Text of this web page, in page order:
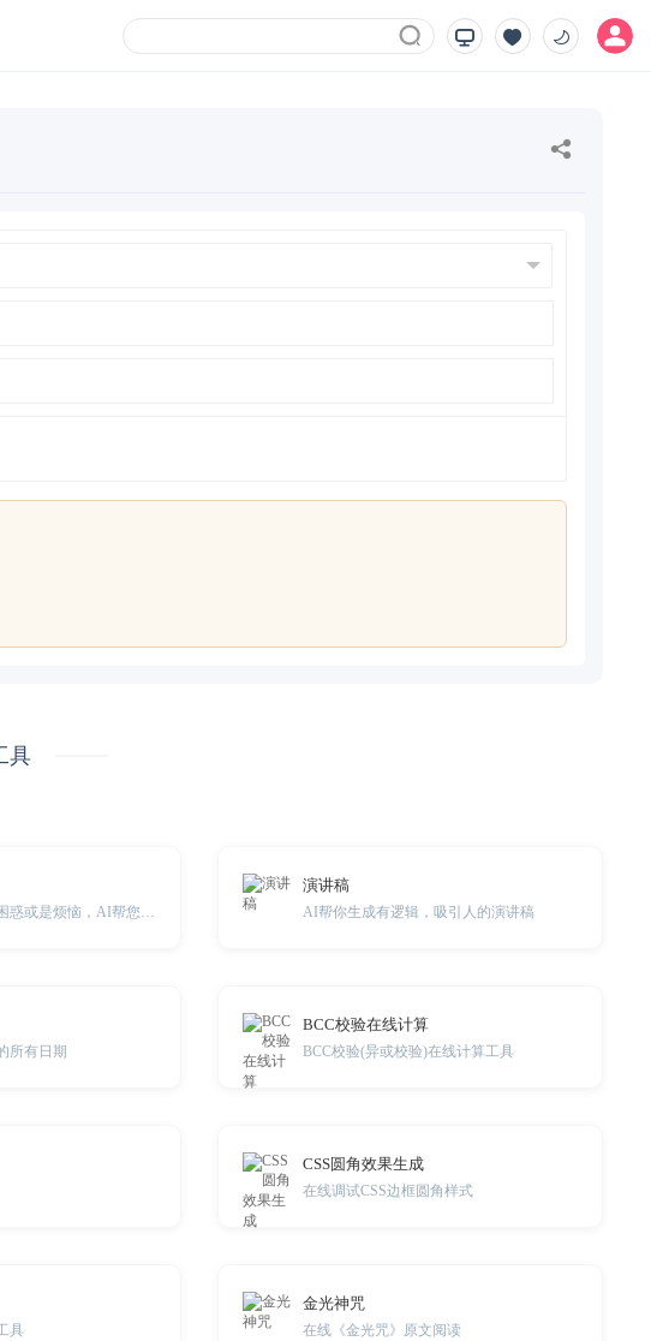
具
演讲稿
AI帮你生成有逻辑，吸引人的演讲稿
所有日期
BCC校验在线计算
BCC校验(异或校验)在线计算工具
CSS圆角效果生成
在线调试CSS边框圆角样式
具
金光神咒
在线《金光咒》原文阅读